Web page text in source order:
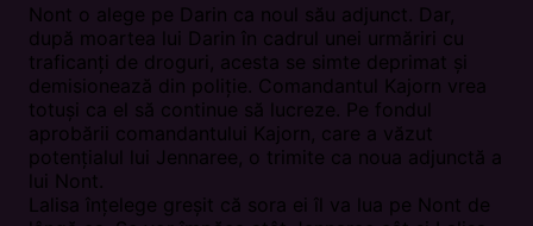
Nont o alege pe Darin ca noul său adjunct. Dar,
după moartea lui Darin în cadrul unei urmăriri cu
traficanți de droguri, acesta se simte deprimat și
demisionează din poliție. Comandantul Kajorn vrea
totuși ca el să continue să lucreze. Pe fondul
aprobării comandantului Kajorn, care a văzut
potențialul lui Jennaree, o trimite ca noua adjunctă a
lui Nont.
Lalisa înțelege greșit că sora ei îl va lua pe Nont de